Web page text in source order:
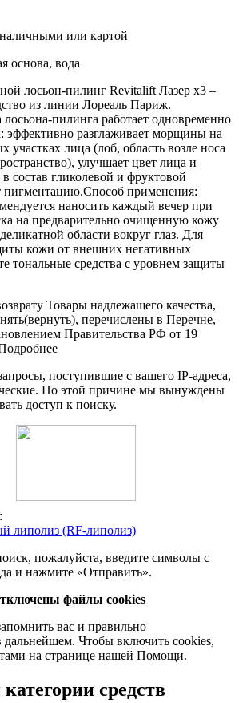
или картой
основа, вода
лосьон-пилинг Revitalift Лазер х3 –
из линии Лореаль Париж.
пилинга работает одновременно
эффективно разглаживает морщины на
участках лица (лоб, область возле носа
улучшает цвет лица и
состав гликолевой и фруктовой
пигментацию.Способ применения:
наносить каждый вечер при
на предварительно очищенную кожу
области вокруг глаз. Для
кожи от внешних негативных
тональные средства с уровнем защиты
Товары надлежащего качества,
перечислены в Перечне,
Правительства РФ от 19
поступившие с вашего IP-адреса,
По этой причине мы вынуждены
доступ к поиску.
липолиз (RF-липолиз)
пожалуйста, введите символы с
и нажмите «Отправить».
файлы cookies
вас и правильно
дальнейшем. Чтобы включить cookies,
на странице нашей Помощи.
средств